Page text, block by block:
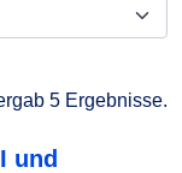
5 Ergebnisse.
und